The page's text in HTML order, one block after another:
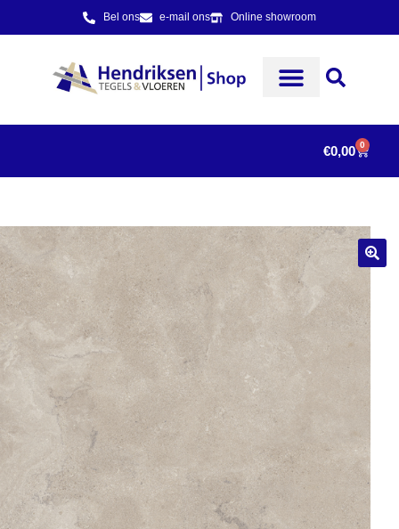
Bel ons e-mail ons Online showroom
€0,00 0